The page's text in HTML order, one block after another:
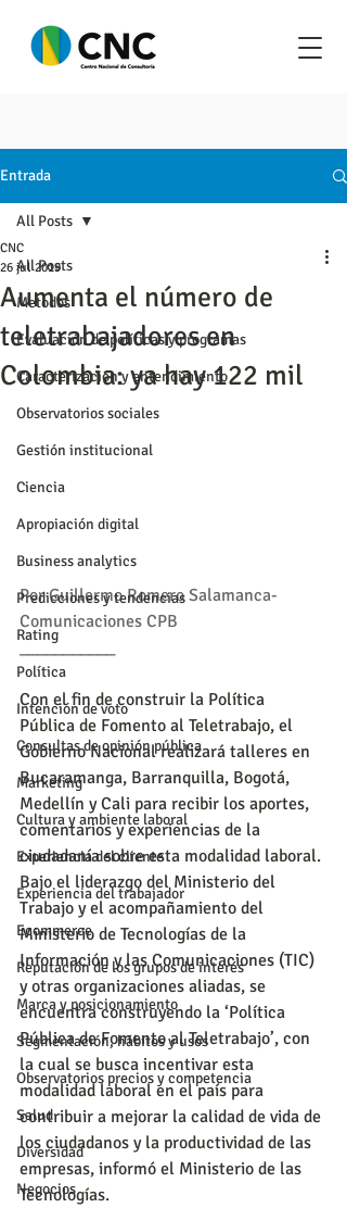
Entrada
All Posts
Metodos
Evaluación de políticas y programas
Caracterización y entendimiento
Observatorios sociales
Gestión institucional
Ciencia
Apropiación digital
Business analytics
Predicciones y tendencias
Rating
Política
Intención de voto
Consultas de opinión pública
Marketing
Cultura y ambiente laboral
Experiencia del cliente
Experiencia del trabajador
Ecommerce
Reputación de los grupos de interés
Marca y posicionamiento
Segmentación, hábitos y usos
Observatorios precios y competencia
Salud
Diversidad
Negocios
All Posts
Aumenta el número de
teletrabajadores en
Colombia: ya hay 122 mil
CNC
26 jul 2019
Por Guillermo Romero Salamanca-
Comunicaciones CPB
___________
Con el fin de construir la Política
Pública de Fomento al Teletrabajo, el
Gobierno Nacional realizará talleres en
Bucaramanga, Barranquilla, Bogotá,
Medellín y Cali para recibir los aportes,
comentarios y experiencias de la
ciudadanía sobre esta modalidad laboral.
Bajo el liderazgo del Ministerio del
Trabajo y el acompañamiento del
Ministerio de Tecnologías de la
Información y las Comunicaciones (TIC)
y otras organizaciones aliadas, se
encuentra construyendo la ‘Política
Pública de Fomento al Teletrabajo’, con
la cual se busca incentivar esta
modalidad laboral en el país para
contribuir a mejorar la calidad de vida de
los ciudadanos y la productividad de las
empresas, informó el Ministerio de las
Tecnologías.